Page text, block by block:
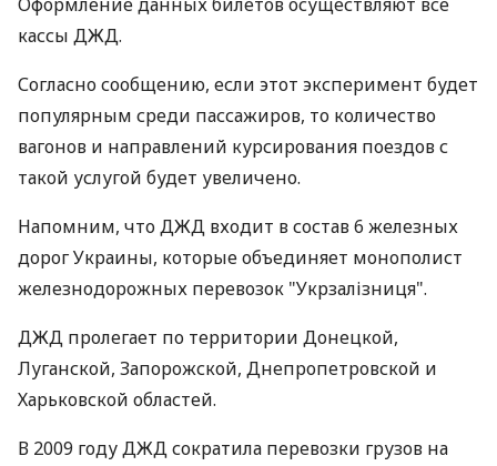
кассы ДЖД.
Согласно сообщению, если этот эксперимент будет
популярным среди пассажиров, то количество
вагонов и направлений курсирования поездов с
такой услугой будет увеличено.
Напомним, что ДЖД входит в состав 6 железных
дорог Украины, которые объединяет монополист
железнодорожных перевозок "Укрзалізниця".
ДЖД пролегает по территории Донецкой,
Луганской, Запорожской, Днепропетровской и
Харьковской областей.
В 2009 году ДЖД сократила перевозки грузов на